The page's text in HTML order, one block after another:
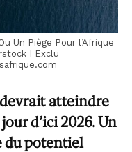
Un Piège Pour l’Afrique
I Exclu
atteindre
d’ici 2026. Un
du potentiel